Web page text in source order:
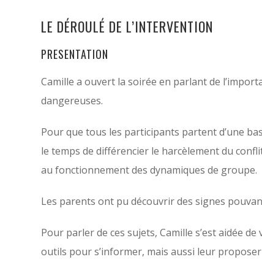
LE DÉROULÉ DE L’INTERVENTION
PRESENTATION
Camille a ouvert la soirée en parlant de
dangereuses.
Pour que tous les participants partent d’une
le temps de différencier le harcèlement du
au fonctionnement des dynamiques de groupe.
Les parents ont pu découvrir des signes
Pour parler de ces sujets, Camille s’est aidée
outils pour s’informer, mais aussi leur